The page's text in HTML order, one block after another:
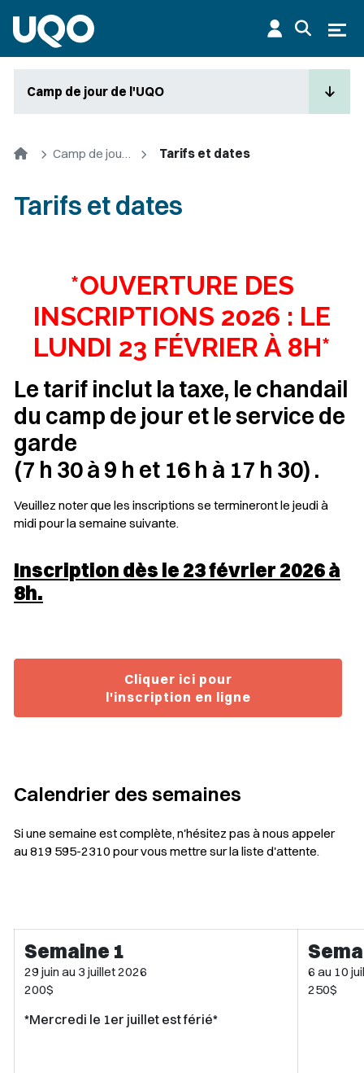
Camp de jour de l'UQO
Accueil Camp de jour de l'UQO Tarifs et dates
Tarifs et dates
*OUVERTURE DES
INSCRIPTIONS 2026 : LE
LUNDI 23 FÉVRIER À 8H*
Le tarif inclut la taxe, le chandail
du camp de jour et le service de
garde
(7 h 30 à 9 h et 16 h à 17 h 30) .
Veuillez noter que les inscriptions se termineront le jeudi à
midi pour la semaine suivante.
Inscription dès le 23 février 2026 à
8h.
Cliquer ici pour
l'inscription en ligne
Calendrier des semaines
Si une semaine est complète, n'hésitez pas à nous appeler
au 819 595-2310 pour vous mettre sur la liste d'attente.
Semaine 1
29 juin au 3 juillet 2026
200$
*Mercredi le 1er juillet est férié*
6 au 10
250$